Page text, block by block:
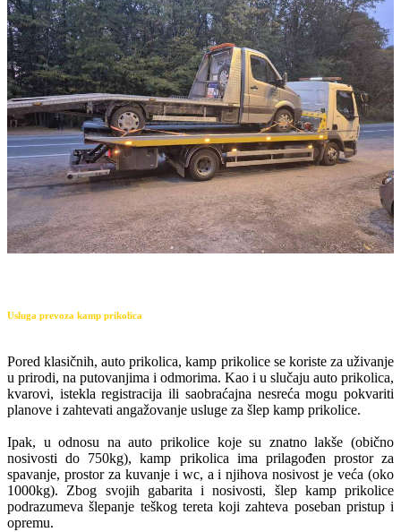
Usluga prevoza kamp prikolica
Pored klasičnih, auto prikolica, kamp prikolice se koriste za uživanje
u prirodi, na putovanjima i odmorima. Kao i u slučaju auto prikolica,
kvarovi, istekla registracija ili saobraćajna nesreća mogu pokvariti
planove i zahtevati angažovanje usluge za šlep kamp prikolice.
Ipak, u odnosu na auto prikolice koje su znatno lakše (obično
nosivosti do 750kg), kamp prikolica ima prilagođen prostor za
spavanje, prostor za kuvanje i wc, a i njihova nosivost je veća (oko
1000kg). Zbog svojih gabarita i nosivosti, šlep kamp prikolice
podrazumeva šlepanje teškog tereta koji zahteva poseban pristup i
opremu.